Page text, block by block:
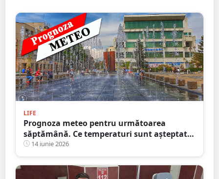
LIFE
Prognoza meteo pentru următoarea
săptămână. Ce temperaturi sunt așteptate
la Satu Mare
14 iunie 2026